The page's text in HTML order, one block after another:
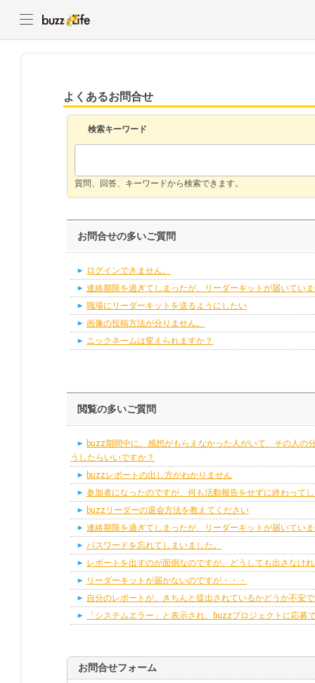
よくあるお問合せ
検索キーワード
質問、回答、キーワードから検索できます。
お問合せの多いご質問
ログインできません。
連絡期限を過ぎてしまったが、リーダーキットが届いてい
職場にリーダーキットを送るようにしたい
画像の投稿方法が分りません。
ニックネームは変えられますか？
閲覧の多いご質問
buzz期間中に、感想がもらえなかった人がいて、その人の
うしたらいいですか？
buzzレポートの出し方がわかりません
参加者になったのですが、何も活動報告をせずに終わって
buzzリーダーの退会方法を教えてください
連絡期限を過ぎてしまったが、リーダーキットが届いてい
パスワードを忘れてしまいました。
レポートを出すのが面倒なのですが、どうしても出さなけ
リーダーキットが届かないのですが・・・
自分のレポートが、きちんと提出されているかどうか不安
「システムエラー」と表示され、buzzプロジェクトに応募
お問合せフォーム